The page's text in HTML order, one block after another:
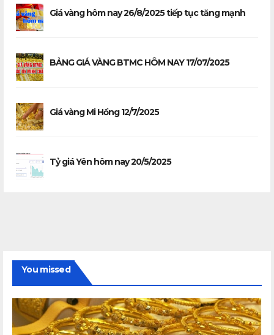
Giá vàng hôm nay 26/8/2025 tiếp tục tăng mạnh
BẢNG GIÁ VÀNG BTMC HÔM NAY 17/07/2025
Giá vàng Mi Hồng 12/7/2025
Tỷ giá Yên hôm nay 20/5/2025
You missed